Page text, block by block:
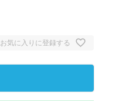
お気に入りに登録する